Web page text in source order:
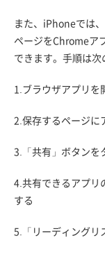
また、iPhoneでは
ページをChromeア
できます。手順は次
1.ブラウザアプリを
2.保存するページに
3.「共有」ボタンを
4.共有できるアプリ
する
5.「リーディングリ